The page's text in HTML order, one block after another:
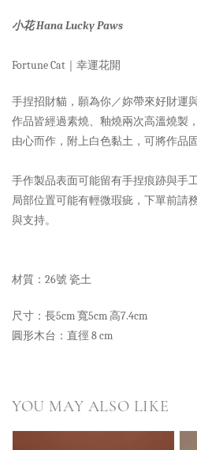
小花HanaLucky Paws
Fortune Cat｜幸運花開
手捏招財貓，願為你／妳帶來好財運
作品皆經過素燒、釉燒兩次高溫燒製
由心而作，附上白色黏土，可將作品
手作製品表面可能留有手捏痕跡與手
局部位置可能有輕微瑕疵，下單前請
與支持。
材質：26號 瓷土
尺寸：長5cm 寬5cm 高7.4cm
圓形木台：直徑 8 cm
YOU MAY ALSO LIKE